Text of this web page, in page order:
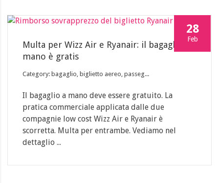
28
Feb
Multa per Wizz Air e Ryanair: il bagaglio a
mano è gratis
Category: bagaglio, biglietto aereo, passeg...
Il bagaglio a mano deve essere gratuito. La
pratica commerciale applicata dalle due
compagnie low cost Wizz Air e Ryanair è
scorretta. Multa per entrambe. Vediamo nel
dettaglio ...